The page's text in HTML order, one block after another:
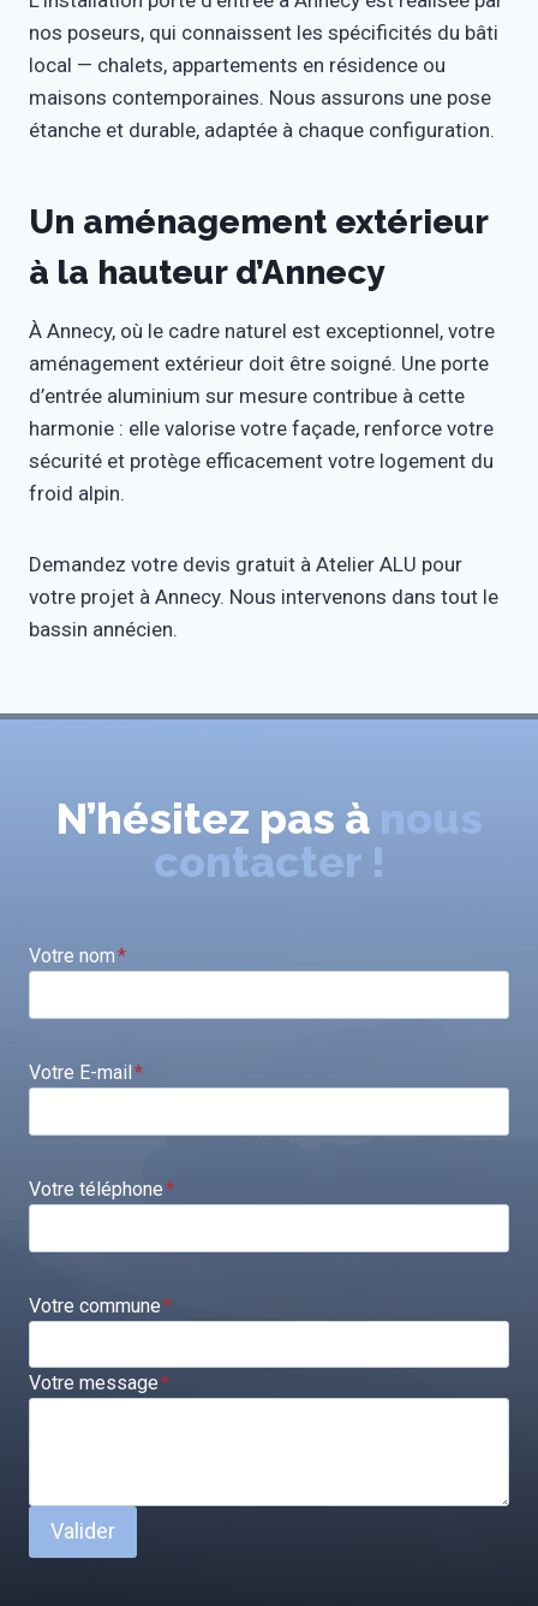
nos poseurs, qui connaissent les spécificités du bâti
local — chalets, appartements en résidence ou
maisons contemporaines. Nous assurons une pose
étanche et durable, adaptée à chaque configuration.
Un aménagement extérieur
à la hauteur d’Annecy
À Annecy, où le cadre naturel est exceptionnel, votre
aménagement extérieur doit être soigné. Une porte
d’entrée aluminium sur mesure contribue à cette
harmonie : elle valorise votre façade, renforce votre
sécurité et protège efficacement votre logement du
froid alpin.
Demandez votre devis gratuit à Atelier ALU pour
votre projet à Annecy. Nous intervenons dans tout le
bassin annécien.
N’hésitez pas à nous
contacter !
Votre nom*
Votre E-mail*
Votre téléphone*
Votre commune*
Votre message*
Valider